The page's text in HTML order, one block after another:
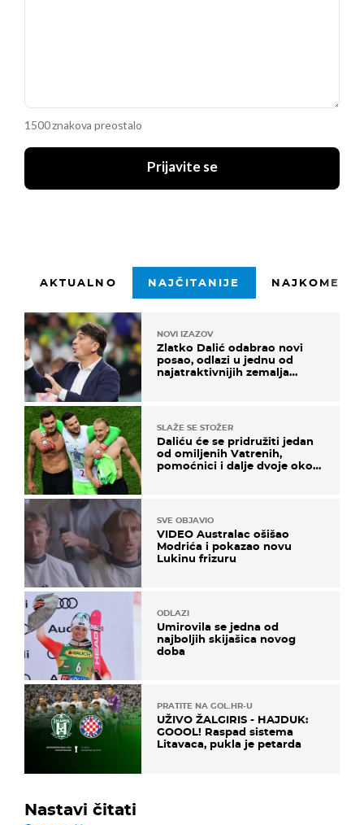
1500 znakova preostalo
Prijavite se
AKTUALNO NAJČITANIJE
NOVI IZAZOV
Zlatko Dalić odabrao novi
posao, odlazi u jednu od
najatraktivnijih zemalja
SLAŽE SE STOŽER
Daliću će se pridružiti jedan
od omiljenih Vatrenih,
pomoćnici i dalje dvoje oko
SVE OBJAVIO
VIDEO Australac ošišao
Modrića i pokazao novu
Lukinu frizuru
ODLAZI
Umirovila se jedna od
najboljih skijašica novog
doba
PRATITE NA GOL.HR-U
UŽIVO ŽALGIRIS - HAJDUK:
GOOOL! Raspad sistema
Litavaca, pukla je petarda
Nastavi čitati